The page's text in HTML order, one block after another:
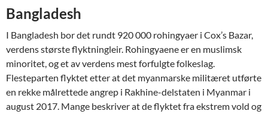
Bangladesh
I Bangladesh bor det rundt 920 000 rohingyaer i Cox’s Bazar,
verdens største flyktningleir. Rohingyaene er en muslimsk
minoritet, og et av verdens mest forfulgte folkeslag.
Flesteparten flyktet etter at det myanmarske militæret utførte
en rekke målrettede angrep i Rakhine-delstaten i Myanmar i
august 2017. Mange beskriver at de flyktet fra ekstrem vold og